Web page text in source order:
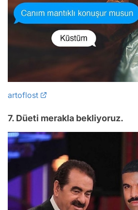
artoflost
7. Düeti merakla bekliyoruz.